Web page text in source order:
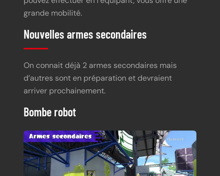
grande mobilité.
Nouvelles armes secondaires
On connait déjà 2 armes secondaires mais
d’autres sont en préparation et devraient
arriver prochainement.
Bombe robot